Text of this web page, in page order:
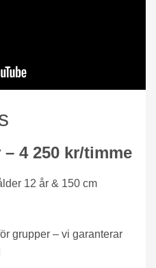
4 250 kr/timme
12 år & 150 cm
grupper – vi garanterar